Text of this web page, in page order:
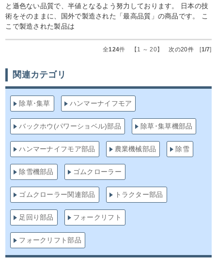
と遜色ない品質で、半値となるよう努力しております。 日本の技
術をそのままに、国外で製造された「最高品質」の商品です。 こ
こで製造された製品は
全124件 【1 ～ 20】 次の20件[1/7]
関連カテゴリ
除草･集草 ハンマーナイフモア
バックホウ(パワーショベル)部品 除草･集草機部品
ハンマーナイフモア部品 農業機械部品 除雪
除雪機部品 ゴムクローラー
ゴムクローラー関連部品 トラクター部品
足回り部品 フォークリフト
フォークリフト部品